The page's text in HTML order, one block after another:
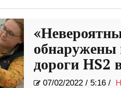
обнаружены
дороги HS2
07/02/2022/ 5:16 /